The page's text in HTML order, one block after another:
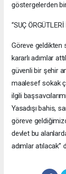
göstergelerden
“SUÇ
Göreve geldikten
kararlı adımlar
güvenli bir şehir
maalesef sokak
ilgili
Yasadışı bahis,
göreve
devlet bu
adımlar atılacak”